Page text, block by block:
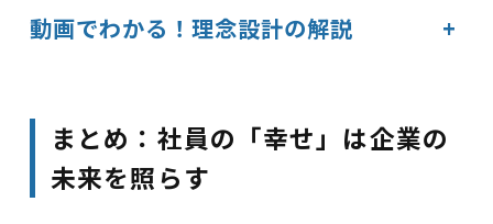
動画でわかる！理念設計の解説 +
まとめ：社員の「幸せ」は企業の
未来を照らす